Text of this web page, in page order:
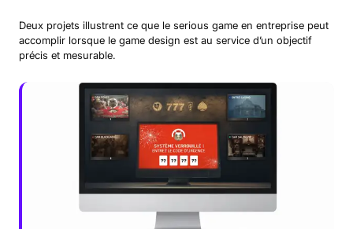
Deux projets illustrent ce que le serious game en entreprise peut
accomplir lorsque le game design est au service d’un objectif
précis et mesurable.